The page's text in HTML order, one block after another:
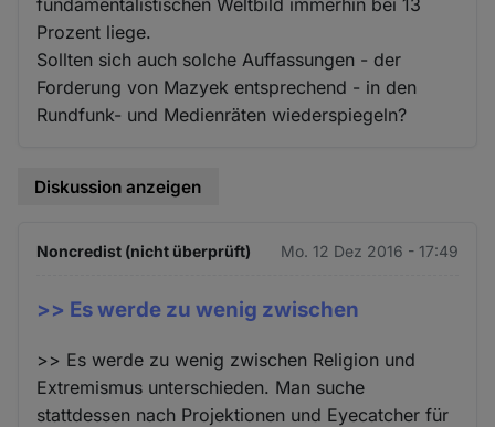
Prozent liege.
Sollten sich auch solche Auffassungen - der
Forderung von Mazyek entsprechend - in den
Rundfunk- und Medienräten wiederspiegeln?
Diskussion anzeigen
Noncredist (nicht überprüft) Mo. 12 Dez 2016 - 17:49
>> Es werde zu wenig zwischen
>> Es werde zu wenig zwischen Religion und
Extremismus unterschieden. Man suche
stattdessen nach Projektionen und Eyecatcher für
Cookies